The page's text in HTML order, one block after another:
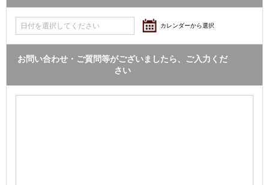
カレンダーから選択
お問い合わせ・ご質問等がございましたら、ご入力くだ
さい